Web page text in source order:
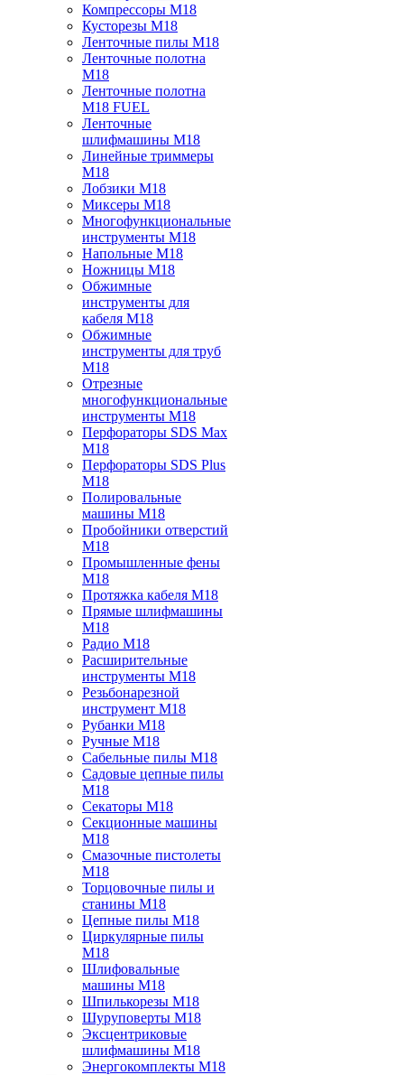
Компрессоры M18
Кусторезы M18
Ленточные пилы M18
Ленточные полотна
M18
Ленточные полотна
M18 FUEL
Ленточные
шлифмашины M18
Линейные триммеры
M18
Лобзики M18
Миксеры M18
Многофункциональные
инструменты M18
Напольные M18
Ножницы M18
Обжимные
инструменты для
кабеля M18
Обжимные
инструменты для труб
M18
Отрезные
многофункциональные
инструменты M18
Перфораторы SDS Max
M18
Перфораторы SDS Plus
M18
Полировальные
машины M18
Пробойники отверстий
M18
Промышленные фены
M18
Протяжка кабеля M18
Прямые шлифмашины
M18
Радио M18
Расширительные
инструменты M18
Резьбонарезной
инструмент M18
Рубанки M18
Ручные M18
Сабельные пилы M18
Садовые цепные пилы
M18
Секаторы M18
Секционные машины
M18
Смазочные пистолеты
M18
Торцовочные пилы и
станины M18
Цепные пилы M18
Циркулярные пилы
M18
Шлифовальные
машины M18
Шпилькорезы M18
Шуруповерты M18
Эксцентриковые
шлифмашины M18
Энергокомплекты M18